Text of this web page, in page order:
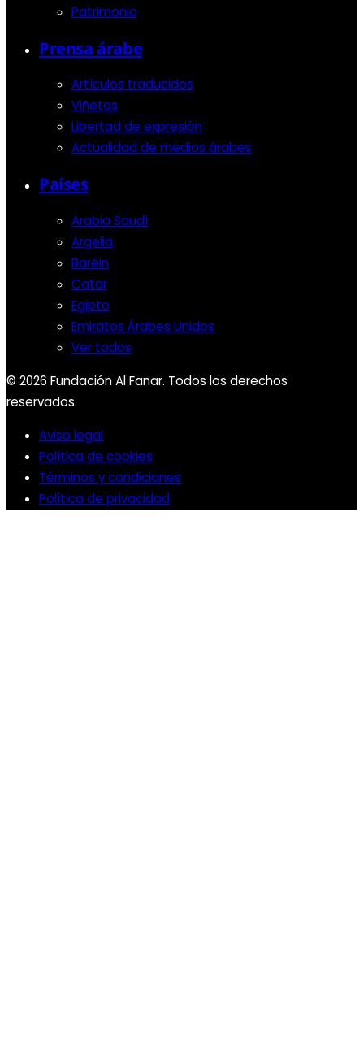
Patrimonio
Prensa árabe
Artículos traducidos
Viñetas
Libertad de expresión
Actualidad de medios árabes
Países
Arabia Saudí
Argelia
Baréin
Catar
Egipto
Emiratos Árabes Unidos
Ver todos
© 2026 Fundación Al Fanar. Todos los derechos
reservados.
Aviso legal
Política de cookies
Términos y condiciones
Política de privacidad